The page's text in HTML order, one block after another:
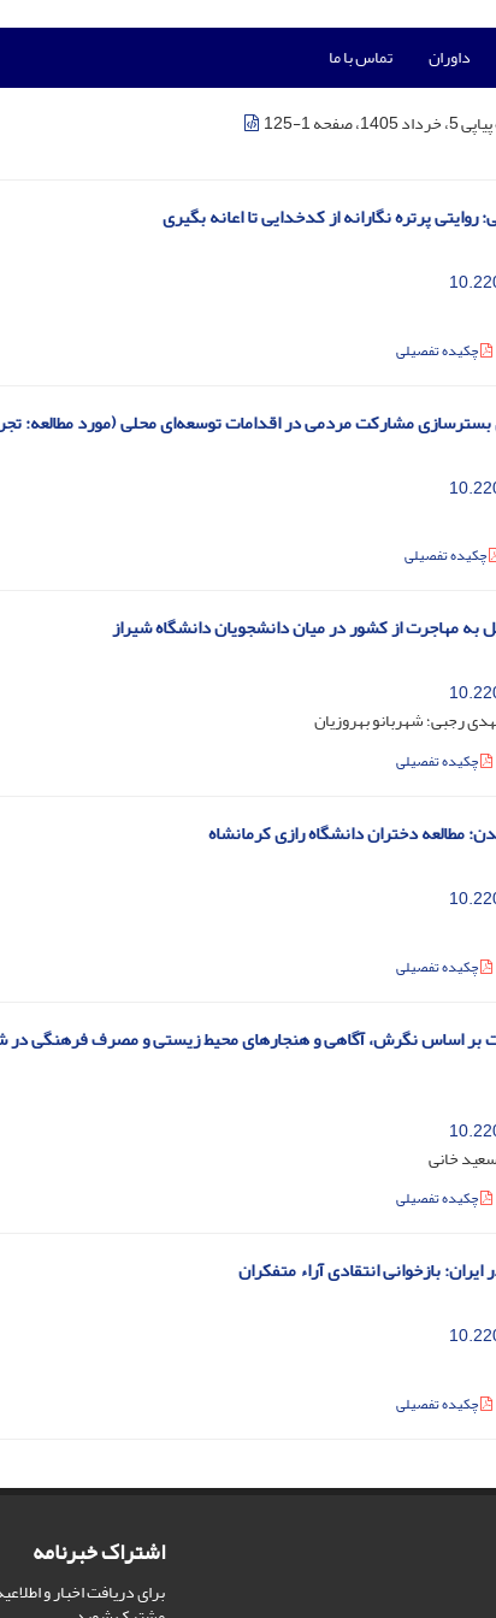
داوران تماس با ما
پرتره نگارانه از کدخدایی تا اعانه بگیری
چکیده تفصیلی
مشارکت مردمی در اقدامات توسعه‌ای محلی (مورد مطالعه:
چکیده تفصیلی
به مهاجرت از کشور در میان دانشجویان دانشگاه شیراز
رجبی؛ شهربانو بهروزیان
چکیده تفصیلی
مطالعه دختران دانشگاه رازی کرمانشاه
چکیده تفصیلی
بر اساس نگرش، آگاهی و هنجارهای محیط‌‌ زیستی و مصرف فرهنگی در
سعید خانی
چکیده تفصیلی
بازخوانی انتقادی آراء متفکران
چکیده تفصیلی
اشتراک خبرنامه
برای دریافت اخبار و